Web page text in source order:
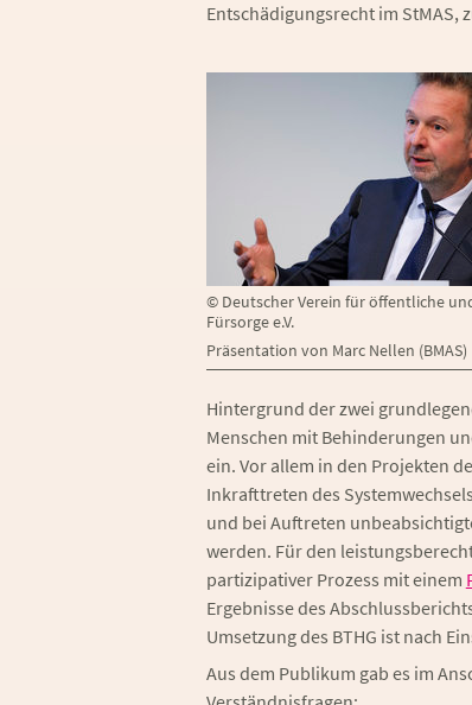
Entschädigungsrecht im StMAS,
© Deutscher Verein für öffentliche
Fürsorge e.V.
Präsentation von Marc Nellen (BMAS)
Hintergrund der zwei
Menschen mit Behinderungen
ein. Vor allem in den Projekten
Inkrafttreten des
und bei Auftreten
werden. Für den
partizipativer Prozess mit einem
Ergebnisse des
Umsetzung des BTHG ist nach
Aus dem Publikum gab es im